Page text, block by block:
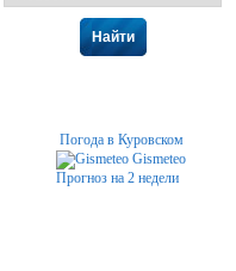
Найти
Погода в Куровском
Gismeteo
Прогноз на 2 недели